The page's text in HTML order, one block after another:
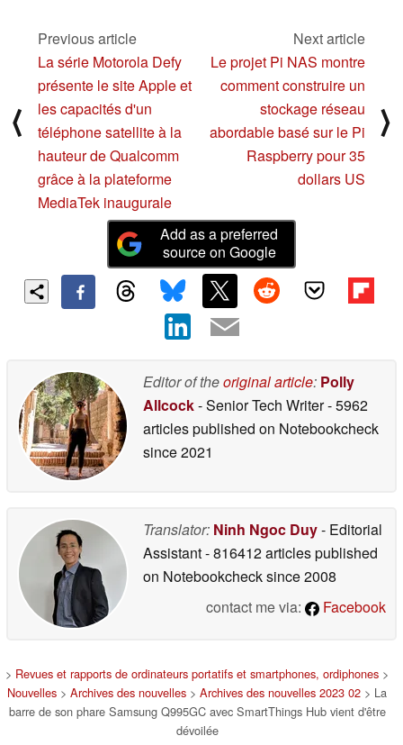
02/22/2023
⟨
Previous article
La série Motorola Defy
présente le site Apple et
les capacités d'un
téléphone satellite à la
hauteur de Qualcomm
grâce à la plateforme
MediaTek inaugurale
Next article
Le projet Pi NAS montre
comment construire un
stockage réseau
abordable basé sur le Pi
Raspberry pour 35
dollars US
⟩
Add as a preferred
source on Google
Editor of theoriginal article: Polly
Allcock- Senior Tech Writer- 5962
articles published on Notebookcheck
since 2021
Translator: Ninh Ngoc Duy- Editorial
Assistant- 816412 articles published
on Notebookchecksince 2008
contact me via:
Facebook
> Revues et rapports de ordinateurs portatifs et smartphones, ordiphones >
Nouvelles > Archives des nouvelles > Archives des nouvelles 2023 02 > La
barre de son phare Samsung Q995GC avec SmartThings Hub vient d'être
dévoilée